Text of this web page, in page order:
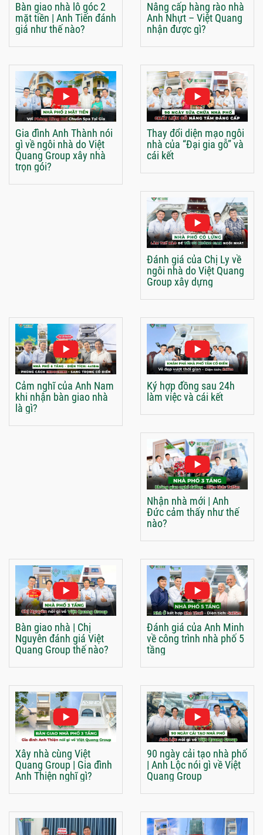
Bàn giao nhà lô góc 2
mặt tiền | Anh Tiến đánh
giá như thế nào?
Nâng cấp hàng rào nhà
Anh Nhựt – Việt Quang
nhận được gì?
Gia đình Anh Thành nói
gì về ngôi nhà do Việt
Quang Group xây nhà
trọn gói?
Thay đổi diện mạo ngôi
nhà của “Đại gia gỗ” và
cái kết
Đánh giá của Chị Ly về
ngôi nhà do Việt Quang
Group xây dựng
Cảm nghĩ của Anh Nam
khi nhận bàn giao nhà
là gì?
Ký hợp đồng sau 24h
làm việc và cái kết
Nhận nhà mới | Anh
Đức cảm thấy như thế
nào?
Bàn giao nhà | Chị
Nguyên đánh giá Việt
Quang Group thế nào?
Đánh giá của Anh Minh
về công trình nhà phố 5
tầng
Xây nhà cùng Việt
Quang Group | Gia đình
Anh Thiện nghĩ gì?
90 ngày cải tạo nhà phố
| Anh Lộc nói gì về Việt
Quang Group